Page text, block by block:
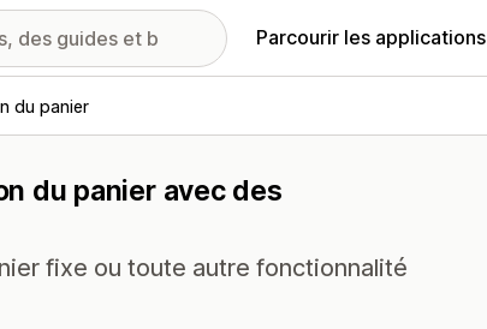
Parcourir les applications
du panier
du panier avec des
fixe ou toute autre fonctionnalité